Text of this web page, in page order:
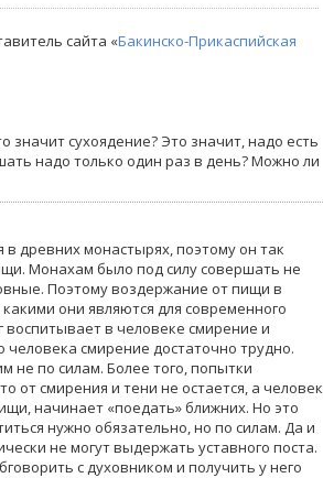
сайта «Бакинско-Прикаспийская
значит сухоядение? Это значит, надо есть
надо только один раз в день? Можно ли
в древних монастырях, поэтому он так
Монахам было под силу совершать не
Поэтому воздержание от пищи в
они являются для современного
в человеке смирение и
смирение достаточно трудно.
не по силам. Более того, попытки
от смирения и тени не остается, а человек
начинает «поедать» ближних. Но это
нужно обязательно, но по силам. Да и
не могут выдержать уставного поста.
с духовником и получить у него